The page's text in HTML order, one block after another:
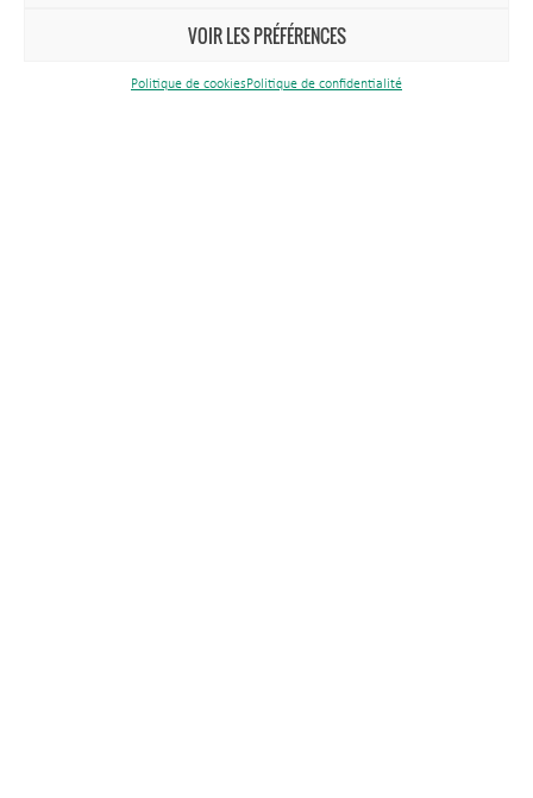
VOIR LES PRÉFÉRENCES
Politique de cookiesPolitique de confidentialité